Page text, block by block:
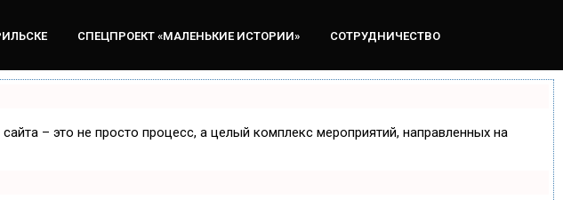
СПЕЦПРОЕКТ «МАЛЕНЬКИЕ ИСТОРИИ» СОТРУДНИЧЕСТВО
– это не просто процесс, а целый комплекс мероприятий, направленных на